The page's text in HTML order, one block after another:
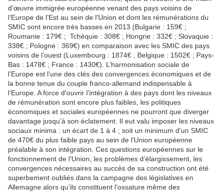
d’œuvre immigrée européenne venant des pays voisins de
l’Europe de l’Est au sein de l'Union et dont les rémunérations du
SMIC sont encore très basses en 2013 (Bulgarie : 159€ ;
Roumanie : 179€ ; Tchéquie : 308€ ; Hongrie : 332€ ; Slovaquie :
338€ ; Pologne : 369€) en comparaison avec les SMIC des pays
voisins de l’ouest (Luxembourg : 1874€ ; Belgique : 1502€ ; Pays-
Bas : 1478€ ; France : 1430€). L’harmonisation sociale de
l’Europe est l’une des clés des convergences économiques et de
la bonne tenue du couple franco-allemand indispensable à
l’Europe. A force d'ouvrir l’intégration à des pays dont les niveaux
de rémunération sont encore plus faibles, les politiques
économiques et sociales européennes ne pourront que diverger
davantage jusqu’à son éclatement. Il eut valu imposer les niveaux
sociaux minima : un écart de 1 à 4 ; soit un minimum d'un SMIC
de 470€ du plus faible pays au sein de l'Union européenne
préalable à son intégration. Ces questions européennes sur le
fonctionnement de l’Union, les problèmes d’élargissement, les
convergences nécessaires au succès de sa construction ont été
superbement oubliés dans la campagne des législatives en
Allemagne alors qu’ils constituent l’ossature même des